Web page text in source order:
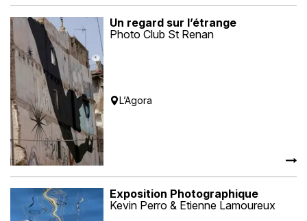
Un regard sur l’étrange
Photo Club St Renan
L’Agora
Exposition Photographique
Kevin Perro & Etienne Lamoureux